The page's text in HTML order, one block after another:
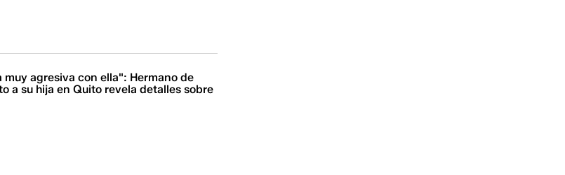
muy agresiva con ella": Hermano de
a su hija en Quito revela detalles sobre